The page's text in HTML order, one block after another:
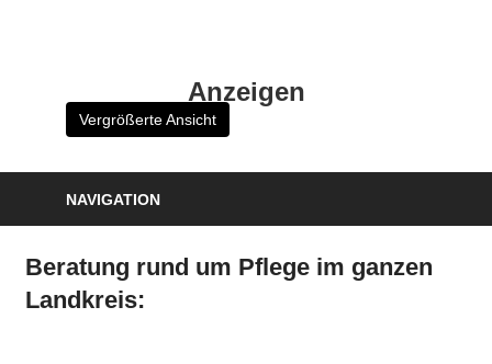
Anzeigen
Vergrößerte Ansicht
NAVIGATION
Beratung rund um Pflege im ganzen
Landkreis: